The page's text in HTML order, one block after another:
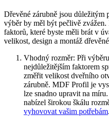
Dřevěné zárubně jsou
výběr by měl být pečlivě
faktorů, které byste měli brát v
velikost, design a montáž
Vhodný rozměr: Při
nejdůležitějším faktorem
změřit velikost dveřního
zárubně. MDF Profil je
lze snadno upravit na
nabízel širokou škálu
vyhovovat vašim potřebám.